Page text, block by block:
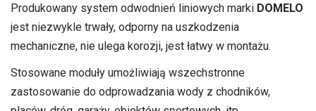
Produkowany system odwodnień liniowych marki DOMELO
jest niezwykle trwały, odporny na uszkodzenia
mechaniczne, nie ulega korozji, jest łatwy w montażu.
Stosowane moduły umożliwiają wszechstronne
zastosowanie do odprowadzania wody z chodników,